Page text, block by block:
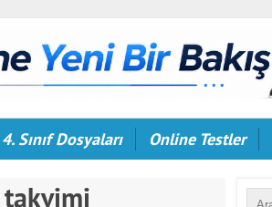
4. Sınıf Dosyaları Online Testler